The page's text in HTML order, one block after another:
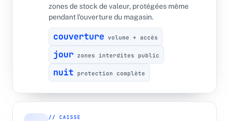
zones de stock de valeur, protégées même
pendant l'ouverture du magasin.
couverture volume + accès
jour zones interdites public
nuit protection complète
// CAISSE